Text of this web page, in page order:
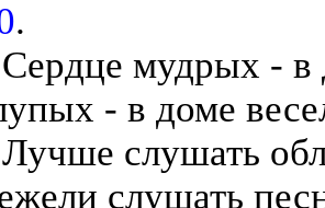
.
Сердце мудрых - в
- в доме
Лучше слушать
слушать